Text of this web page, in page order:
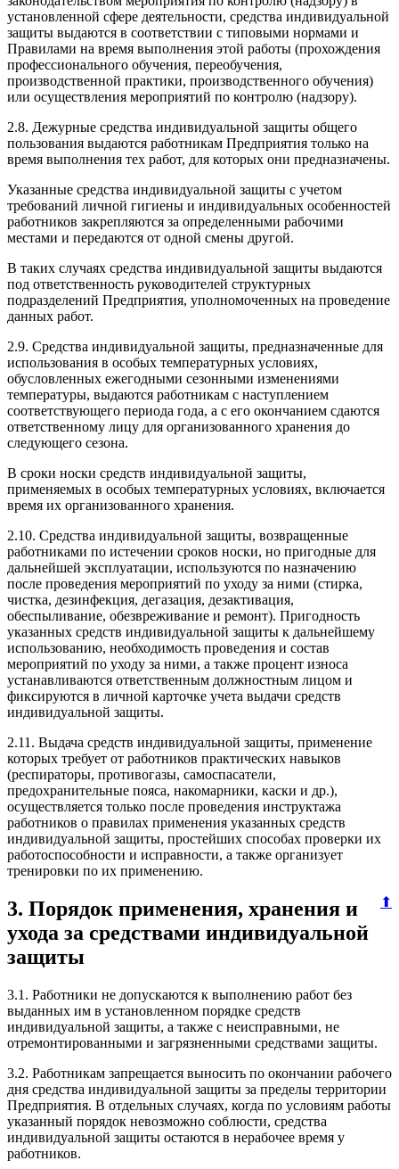
установленной сфере деятельности, средства индивидуальной
защиты выдаются в соответствии с типовыми нормами и
Правилами на время выполнения этой работы (прохождения
профессионального обучения, переобучения,
производственной практики, производственного обучения)
или осуществления мероприятий по контролю (надзору).
2.8. Дежурные средства индивидуальной защиты общего
пользования выдаются работникам Предприятия только на
время выполнения тех работ, для которых они предназначены.
Указанные средства индивидуальной защиты с учетом
требований личной гигиены и индивидуальных особенностей
работников закрепляются за определенными рабочими
местами и передаются от одной смены другой.
В таких случаях средства индивидуальной защиты выдаются
под ответственность руководителей структурных
подразделений Предприятия, уполномоченных на проведение
данных работ.
2.9. Средства индивидуальной защиты, предназначенные для
использования в особых температурных условиях,
обусловленных ежегодными сезонными изменениями
температуры, выдаются работникам с наступлением
соответствующего периода года, а с его окончанием сдаются
ответственному лицу для организованного хранения до
следующего сезона.
В сроки носки средств индивидуальной защиты,
применяемых в особых температурных условиях, включается
время их организованного хранения.
2.10. Средства индивидуальной защиты, возвращенные
работниками по истечении сроков носки, но пригодные для
дальнейшей эксплуатации, используются по назначению
после проведения мероприятий по уходу за ними (стирка,
чистка, дезинфекция, дегазация, дезактивация,
обеспыливание, обезвреживание и ремонт). Пригодность
указанных средств индивидуальной защиты к дальнейшему
использованию, необходимость проведения и состав
мероприятий по уходу за ними, а также процент износа
устанавливаются ответственным должностным лицом и
фиксируются в личной карточке учета выдачи средств
индивидуальной защиты.
2.11. Выдача средств индивидуальной защиты, применение
которых требует от работников практических навыков
(респираторы, противогазы, самоспасатели,
предохранительные пояса, накомарники, каски и др.),
осуществляется только после проведения инструктажа
работников о правилах применения указанных средств
индивидуальной защиты, простейших способах проверки их
работоспособности и исправности, а также организует
тренировки по их применению.
⬆
3. Порядок применения, хранения и
ухода за средствами индивидуальной
защиты
3.1. Работники не допускаются к выполнению работ без
выданных им в установленном порядке средств
индивидуальной защиты, а также с неисправными, не
отремонтированными и загрязненными средствами защиты.
3.2. Работникам запрещается выносить по окончании рабочего
дня средства индивидуальной защиты за пределы территории
Предприятия. В отдельных случаях, когда по условиям работы
указанный порядок невозможно соблюсти, средства
индивидуальной защиты остаются в нерабочее время у
работников.